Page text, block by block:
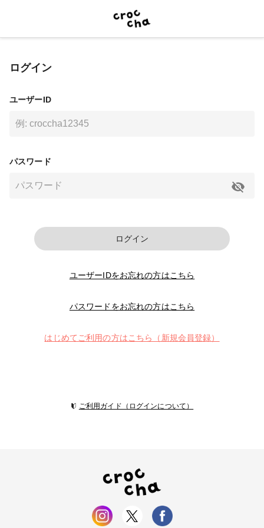
ログイン
ユーザーID
パスワード
ログイン
ユーザーIDをお忘れの方はこちら
パスワードをお忘れの方はこちら
はじめてご利用の方はこちら（新規会員登録）
ご利用ガイド（ログインについて）